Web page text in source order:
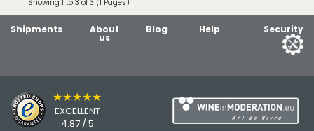
Showing 1 to 3 of 3 (1 Pages)
Shipments About
us
Blog Help Security
★★★★★
EXCELLENT
4.87 / 5